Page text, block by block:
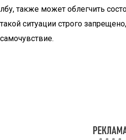
лбу, также может облегчить
такой ситуации строго
самочувствие.